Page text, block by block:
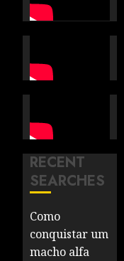
RECENT
SEARCHES
Como
conquistar um
macho alfa